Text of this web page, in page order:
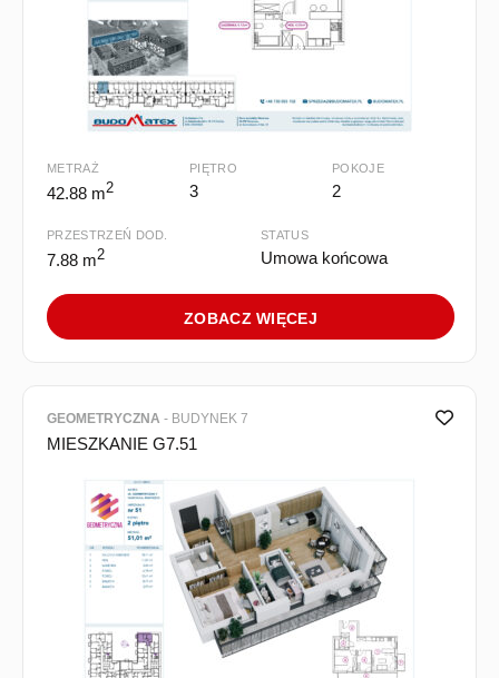
METRAŻ
42.88 m2
PIĘTRO
3
POKOJE
2
PRZESTRZEŃ DOD.
7.88 m2
STATUS
Umowa końcowa
ZOBACZ WIĘCEJ
GEOMETRYCZNA - BUDYNEK 7
MIESZKANIE G7.51